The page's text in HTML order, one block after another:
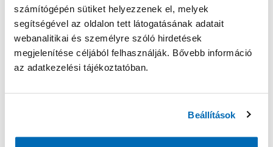
számítógépén sütiket helyezzenek el, melyek
segítségével az oldalon tett látogatásának adatait
webanalitikai és személyre szóló hirdetések
megjelenítése céljából felhasználják. Bővebb információ
az adatkezelési tájékoztatóban.
Beállítások